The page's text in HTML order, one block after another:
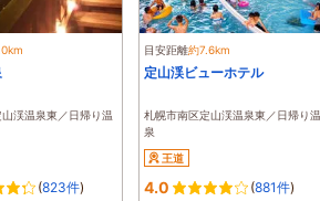
渓温泉東／日帰り温
(823件)
目安距離約7.6km
定山渓ビューホテル
札幌市南区定山渓温泉東／日帰り温
泉
王道
4.0 (881件)